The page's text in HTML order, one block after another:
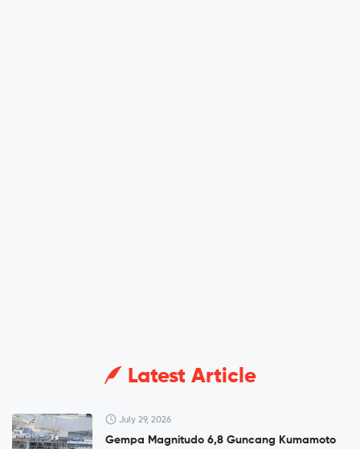
Latest Article
July 29, 2026
Gempa Magnitudo 6,8 Guncang Kumamoto